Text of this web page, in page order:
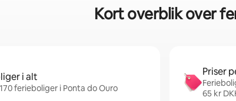
Kort overblik over
i alt
ferieboliger i Ponta do Ouro
Priser
65 kr